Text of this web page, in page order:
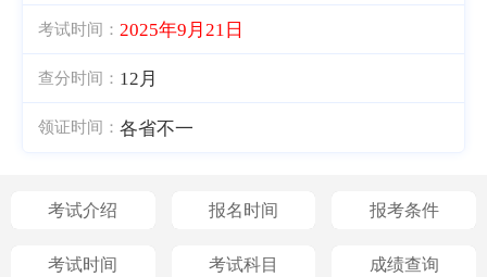
考试时间： 2025年9月21日
查分时间： 12月
领证时间： 各省不一
考试介绍 报名时间 报考条件
考试时间 考试科目 成绩查询